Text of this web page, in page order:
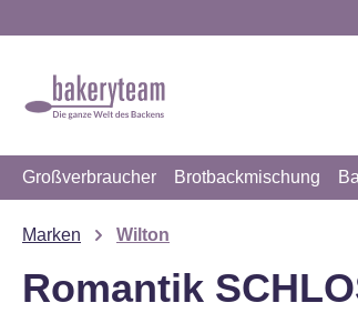
Großverbraucher Brotbackmischung
Marken Wilton
Romantik